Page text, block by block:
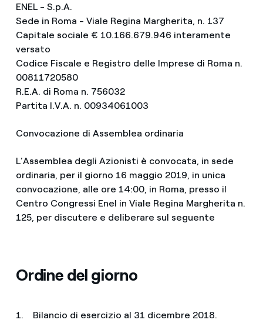
ENEL - S.p.A.
Sede in Roma - Viale Regina Margherita, n. 137
Capitale sociale € 10.166.679.946 interamente
versato
Codice Fiscale e Registro delle Imprese di Roma n.
00811720580
R.E.A. di Roma n. 756032
Partita I.V.A. n. 00934061003
Convocazione di Assemblea ordinaria
L’Assemblea degli Azionisti è convocata, in sede
ordinaria, per il giorno 16 maggio 2019, in unica
convocazione, alle ore 14:00, in Roma, presso il
Centro Congressi Enel in Viale Regina Margherita n.
125, per discutere e deliberare sul seguente
Ordine del giorno
1. Bilancio di esercizio al 31 dicembre 2018.